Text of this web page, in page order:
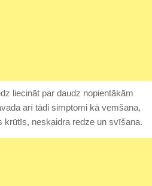
liecināt par daudz nopientākām
arī tādi simptomi kā vemšana,
krūtīs, neskaidra redze un svīšana.